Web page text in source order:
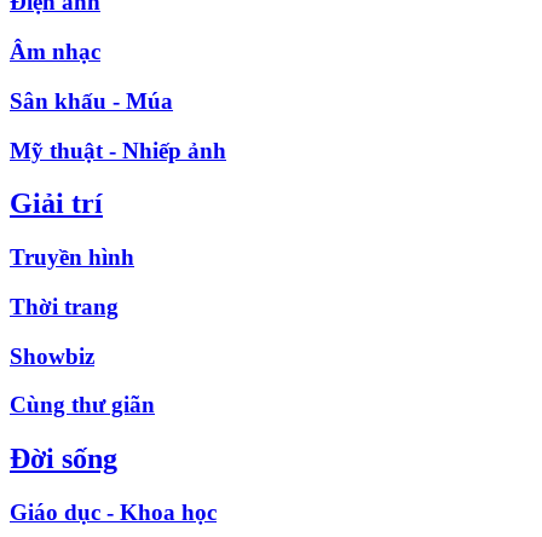
Âm nhạc
Sân khấu - Múa
Mỹ thuật - Nhiếp ảnh
Giải trí
Truyền hình
Thời trang
Showbiz
Cùng thư giãn
Đời sống
Giáo dục - Khoa học